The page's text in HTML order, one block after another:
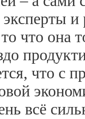
что она
что с
всё